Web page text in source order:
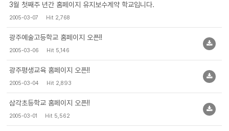
3월 첫째주 년간 홈페이지 유지보수계약 학교입니다.
2005-03-07 Hit 2,768
광주예술고등학교 홈페이지 오픈!!
2005-03-06 Hit 5,146
광주평생교육 홈페이지 오픈!!
2005-03-04 Hit 2,893
삼각초등학교 홈페이지 오픈!!
2005-03-01 Hit 5,562